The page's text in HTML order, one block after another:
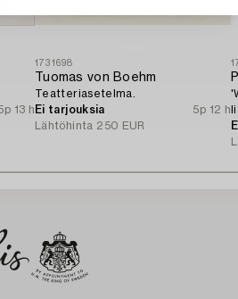
13 h
1731698
Tuomas von Boehm
Teatteriasetelma.
Ei tarjouksia
5p 12 h
Lähtöhinta 250 EUR